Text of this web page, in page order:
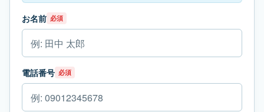
お名前 必須
電話番号 必須